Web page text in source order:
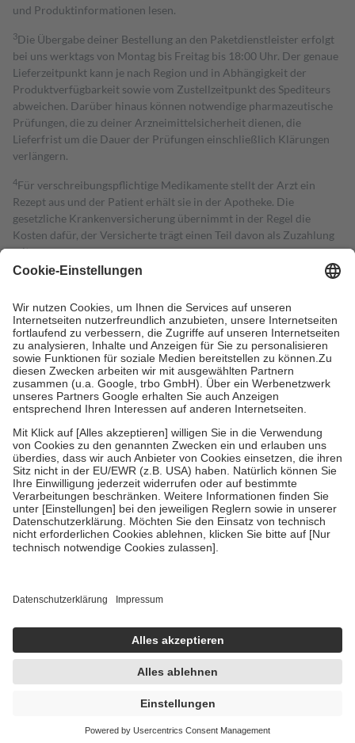
und Produktinformationen lesen.
3Die Übergabe deiner Bestellung an den Paketdienstleister erfolgt
bei uns werktags von Montag bis Freitag bis 18:00 Uhr. Der genaue
Lieferzeitpunkt kann je nach Region und in Abhängigkeit der
Produktverfügbarkeit sowie vom Zustellzeitpunkt des Spediteurs
abweichen. Darüber hinaus können notwendige pharmazeutische
Prüfungen, die zu deiner Arzneimittelsicherheit dienen, die
Lieferfrist um die Dauer der Prüfungen einschließlich Klärungen
verlängern.
4Für verschreibungspflichtige Medikamente stellt der Arzt ein
Rezept aus und der Patient erhält sie in der Apotheke. Die
gesetzliche Krankenversicherung übernimmt in der Regel die
Kosten dafür, der Versicherte trägt einen Teil davon als Zuzahlung
mit.
Grundsätzlich leisten Mitglieder Zuzahlungen in Höhe von zehn
höchstens zehn Euro.
Es sind jedoch nie mehr als die tatsächlichen
Kosten der Leistung zu entrichten.
Diese Regeln gelten grundsätzlich auch für Online-Apotheken.
Bei Heilmitteln und häuslicher Krankenpflege beträgt die
Zuzahlung zehn Prozent der Kosten sowie zehn Euro je
Verordnung.
Um das Engagement der Versicherten für ihre eigene Gesundheit zu
stärken und die besondere Stellung der Familie zu unterstützen,
fallenkeine Zuzahlungenan bei:
• Kindern und Jugendlichen bis zum vollendeten 18. Lebensjahr
mit Ausnahme der Fahrkosten
• Untersuchungen zur Vorsorge und Früherkennung, die von der
GKV getragen werden
• empfohlenen Schutzimpfungen
• Harn- und Blutteststreifen
getroffen, um sicherzustellen, dass es sich um echte Bewertungen
https://help.etrusted.com/hc/de/articles/4419944605341
Einige Bilder und Inhalte wurden unter Zuhilfenahme künstlicher